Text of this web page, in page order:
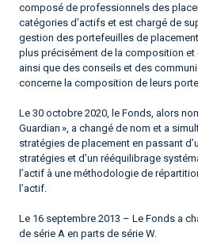
composé de professionnels des
catégories d’actifs et est chargé de
gestion des portefeuilles de
plus précisément de la composition et
ainsi que des conseils et des
concerne la composition de leurs
Le 30 octobre 2020, le Fonds, alors
Guardian », a changé de nom et a
stratégies de placement en passant
stratégies et d’un rééquilibrage
l’actif à une méthodologie de
l’actif.
Le 16 septembre 2013 – Le Fonds a
de série A en parts de série W.